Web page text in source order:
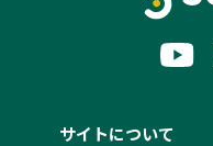
サイトについて